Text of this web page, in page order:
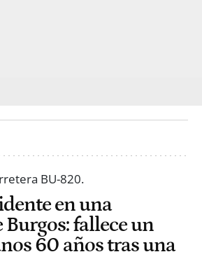
en una
Burgos: fallece un
60 años tras una